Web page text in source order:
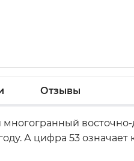
Отзывы
А цифра 53